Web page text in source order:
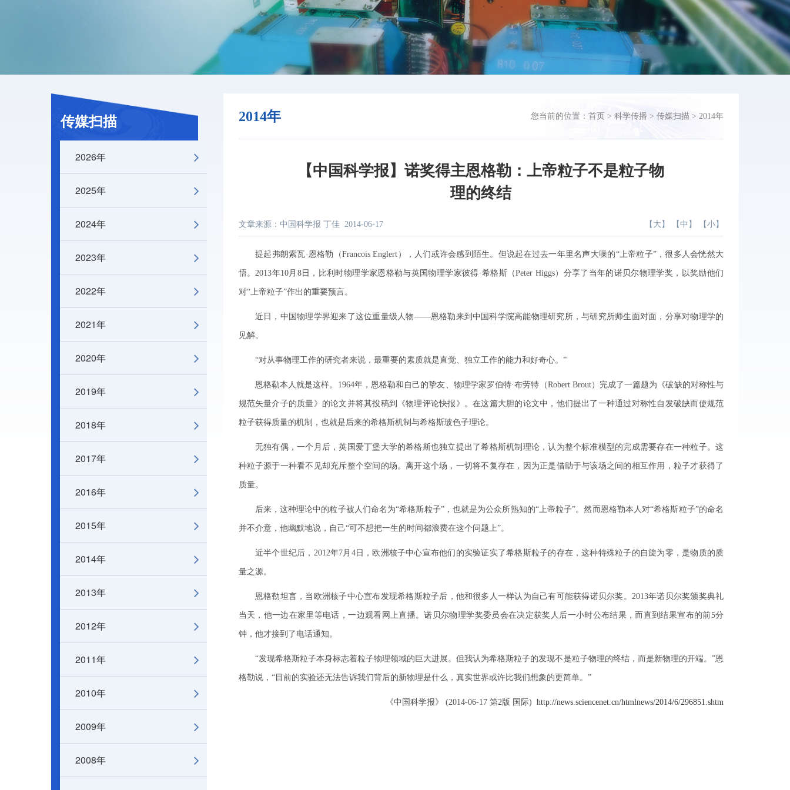
传媒扫描
2026年
2025年
2024年
2023年
2022年
2021年
2020年
2019年
2018年
2017年
2016年
2015年
2014年
2013年
2012年
2011年
2010年
2009年
2008年
2014年 您当前的位置： 首页 > 科学传播 > 传媒扫描 > 2014年
【中国科学报】诺奖得主恩格勒：上帝粒子不是粒子物
理的终结
文章来源：中国科学报 丁佳 2014-06-17 【 大 】 【中 】 【小】
提起弗朗索瓦·恩格勒（Francois Englert），人们或许会感到陌生。但说起在过去一年里名声大噪的“上帝粒子”，很多人会恍然大
悟。2013年10月8日，比利时物理学家恩格勒与英国物理学家彼得·希格斯（Peter Higgs）分享了当年的诺贝尔物理学奖，以奖励他们
对“上帝粒子”作出的重要预言。
近日，中国物理学界迎来了这位重量级人物——恩格勒来到中国科学院高能物理研究所，与研究所师生面对面，分享对物理学的
见解。
“对从事物理工作的研究者来说，最重要的素质就是直觉、独立工作的能力和好奇心。”
恩格勒本人就是这样。1964年，恩格勒和自己的挚友、物理学家罗伯特·布劳特（Robert Brout）完成了一篇题为《破缺的对称性与
规范矢量介子的质量》的论文并将其投稿到《物理评论快报》。在这篇大胆的论文中，他们提出了一种通过对称性自发破缺而使规范
粒子获得质量的机制，也就是后来的希格斯机制与希格斯玻色子理论。
无独有偶，一个月后，英国爱丁堡大学的希格斯也独立提出了希格斯机制理论，认为整个标准模型的完成需要存在一种粒子。这
种粒子源于一种看不见却充斥整个空间的场。离开这个场，一切将不复存在，因为正是借助于与该场之间的相互作用，粒子才获得了
质量。
后来，这种理论中的粒子被人们命名为“希格斯粒子”，也就是为公众所熟知的“上帝粒子”。然而恩格勒本人对“希格斯粒子”的命名
并不介意，他幽默地说，自己“可不想把一生的时间都浪费在这个问题上”。
近半个世纪后，2012年7月4日，欧洲核子中心宣布他们的实验证实了希格斯粒子的存在，这种特殊粒子的自旋为零，是物质的质
量之源。
恩格勒坦言，当欧洲核子中心宣布发现希格斯粒子后，他和很多人一样认为自己有可能获得诺贝尔奖。2013年诺贝尔奖颁奖典礼
当天，他一边在家里等电话，一边观看网上直播。诺贝尔物理学奖委员会在决定获奖人后一小时公布结果，而直到结果宣布的前5分
钟，他才接到了电话通知。
“发现希格斯粒子本身标志着粒子物理领域的巨大进展。但我认为希格斯粒子的发现不是粒子物理的终结，而是新物理的开端。”恩
格勒说，“目前的实验还无法告诉我们背后的新物理是什么，真实世界或许比我们想象的更简单。”
《中国科学报》 (2014-06-17 第2版 国际) http://news.sciencenet.cn/htmlnews/2014/6/296851.shtm